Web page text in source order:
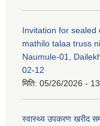
Invitation for sealed
mathilo talaa truss
Naumule-01,
02-12
मिति: 05/26/2026 -
स्वास्थ्य उपकरण खरीद